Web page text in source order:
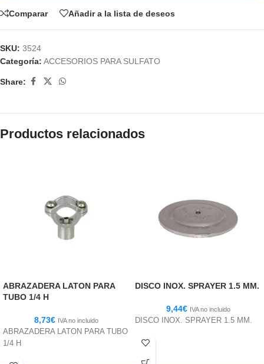
Comparar Añadir a la lista de deseos
SKU: 3524
Categoría: ACCESORIOS PARA SULFATO
Share:
Productos relacionados
ABRAZADERA LATON PARA
TUBO 1/4 H
8,73€ IVA no incluido
ABRAZADERA LATON PARA TUBO
1/4 H
DISCO INOX. SPRAYER 1.5 MM.
9,44€ IVA no incluido
DISCO INOX. SPRAYER 1.5 MM.